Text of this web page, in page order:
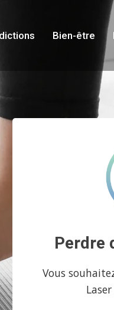
Bien-être
Perdre
Vous